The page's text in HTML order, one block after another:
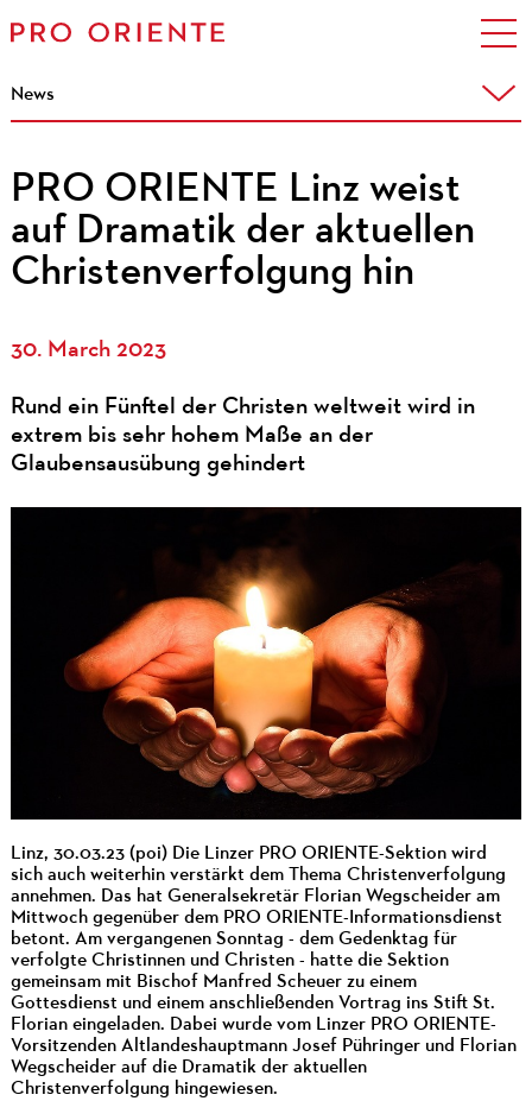
News
PRO ORIENTE Linz weist
auf Dramatik der aktuellen
Christenverfolgung hin
30. March 2023
Rund ein Fünftel der Christen weltweit wird in
extrem bis sehr hohem Maße an der
Glaubensausübung gehindert
Linz, 30.03.23 (poi) Die Linzer PRO ORIENTE-Sektion wird
sich auch weiterhin verstärkt dem Thema Christenverfolgung
annehmen. Das hat Generalsekretär Florian Wegscheider am
Mittwoch gegenüber dem PRO ORIENTE-Informationsdienst
betont. Am vergangenen Sonntag - dem Gedenktag für
verfolgte Christinnen und Christen - hatte die Sektion
gemeinsam mit Bischof Manfred Scheuer zu einem
Gottesdienst und einem anschließenden Vortrag ins Stift St.
Florian eingeladen. Dabei wurde vom Linzer PRO ORIENTE-
Vorsitzenden Altlandeshauptmann Josef Pühringer und Florian
Wegscheider auf die Dramatik der aktuellen
Christenverfolgung hingewiesen.